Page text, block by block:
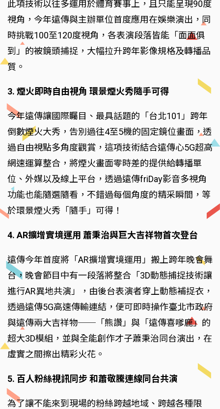
此項技術以往多運用於體育賽事上，且只能呈現90度
視角，今年遠傳與主辦單位首度應用在娛樂演出，同
時挑戰100至120度視角，各表演段落皆能「面面俱
到」的被鏡頭捕捉，大幅拉升跨年影像規格及轉播品
質。
3. 煙火即時自由視角 環景煙火秀隨手可得
今年遠傳讓國際矚目、最具話題的「台北101」跨年
倒數煙火大秀，告別過往4至5機的固定鏡位畫面，透
過自由視點多角度觀賞，這項技術結合遠傳心5G超高
網速運算整合，將煙火畫面零時差的提供給轉播單
位、外媒以及線上平台，透過遠傳friDay影音多視角
功能也能隨選隨看，不錯過每個角度的精采瞬間，等
於環景煙火秀「隨手」可得！
4. AR擴增實境運用 蕭秉治與巨大吉祥物首次登台
遠傳今年首度將「AR擴增實境運用」搬上跨年晚會舞
台，晚會節目中有一段落將整合「3D動態捕捉技術讓
進行AR異地共演」，由後台表演者穿上動態補捉衣，
透過遠傳5G高速傳輸連結，便可即時操作臺北市政府
與遠傳兩大吉祥物──「熊讚」與「遠傳喜嗲鹿」的
超大3D模組，並與全能創作才子蕭秉治同台演出，在
虛實之間擦出精彩火花。
5. 百人粉絲視訊同步 和蕭敬騰連線同台共演
為了讓不能來到現場的粉絲跨越地域、跨越各種限